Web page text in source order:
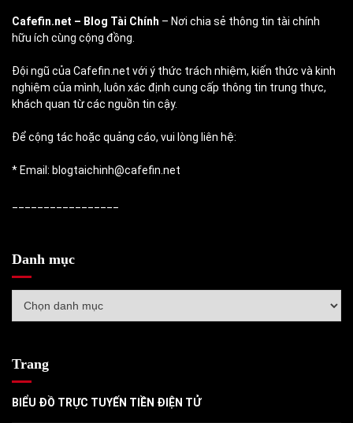
Cafefin.net – Blog Tài Chính – Nơi chia sẻ thông tin tài chính
hữu ích cùng cộng đồng.
Đội ngũ của Cafefin.net với ý thức trách nhiệm, kiến thức và kinh
nghiệm của mình, luôn xác định cung cấp thông tin trung thực,
khách quan từ các nguồn tin cậy.
Để cộng tác hoặc quảng cáo, vui lòng liên hệ:
* Email: blogtaichinh@cafefin.net
Danh mục
mục
Trang
BIỂU ĐỒ TRỰC TUYẾN TIỀN ĐIỆN TỬ